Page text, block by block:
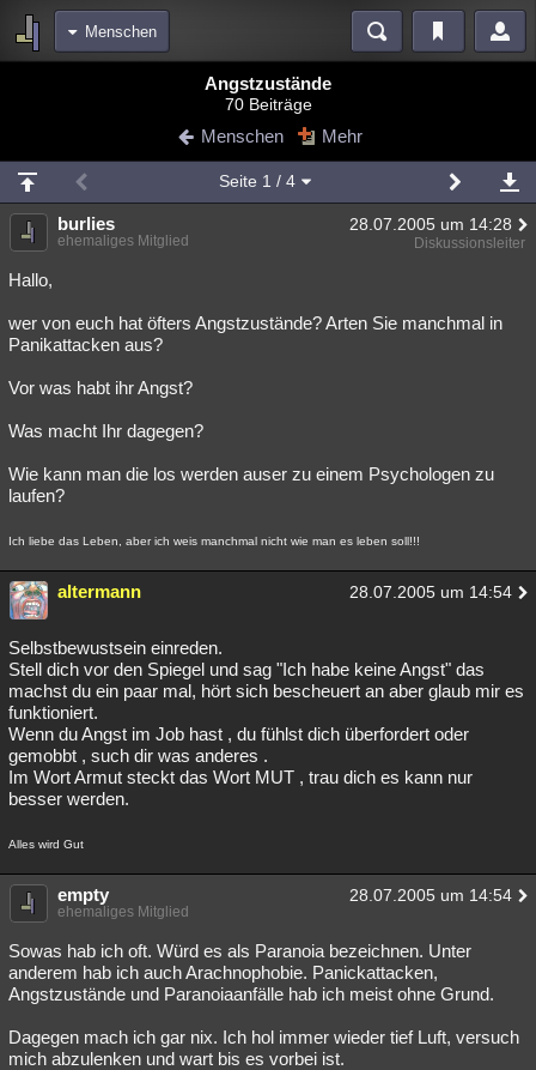
Menschen
Blogs
Chat Wiki Neuigkeiten
meine Rubriken
Menschen Mystery Kriminalfälle
Spiritualität
Natur Umfragen Unterhaltung
Philosophie Träume
Astronomie Helpdesk
Musik Allmystery English
Lesenswert
Angstzustände
70 Beiträge
Menschen Mehr
Seite 1 / 4
burlies 28.07.2005 um 14:28
ehemaliges Mitglied Diskussionsleiter
Hallo,
wer von euch hat öfters Angstzustände? Arten Sie manchmal in
Panikattacken aus?
Vor was habt ihr Angst?
Was macht Ihr dagegen?
Wie kann man die los werden auser zu einem Psychologen zu
laufen?
Ich liebe das Leben, aber ich weis manchmal nicht wie man es leben soll!!!
altermann 28.07.2005 um 14:54
Selbstbewustsein einreden.
Stell dich vor den Spiegel und sag "Ich habe keine Angst" das
machst du ein paar mal, hört sich bescheuert an aber glaub mir es
funktioniert.
Wenn du Angst im Job hast , du fühlst dich überfordert oder
gemobbt , such dir was anderes .
Im Wort Armut steckt das Wort MUT , trau dich es kann nur
besser werden.
Alles wird Gut
empty 28.07.2005 um 14:54
ehemaliges Mitglied
Sowas hab ich oft. Würd es als Paranoia bezeichnen. Unter
anderem hab ich auch Arachnophobie. Panickattacken,
Angstzustände und Paranoiaanfälle hab ich meist ohne Grund.
Dagegen mach ich gar nix. Ich hol immer wieder tief Luft, versuch
mich abzulenken und wart bis es vorbei ist.